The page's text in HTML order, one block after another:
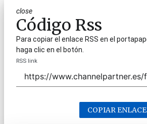
close
Código Rss
Para copiar el enlace RSS en el
haga clic en el botón.
RSS link
COPIAR ENLACE